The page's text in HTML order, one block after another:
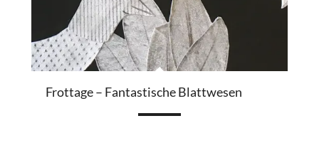
Frottage – Fantastische Blattwesen